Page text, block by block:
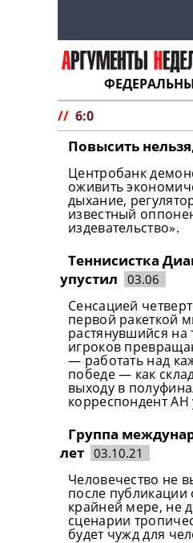
// 6:0
Повысить
Центробанк
оживить
дыхание,
известный
издевательство».
Теннисистка
упустил
03.06
Сенсацией
первой ракеткой
растянувшийся на
игроков
— работать над
победе — как
выходу в
корреспондент
Группа
лет 03.10.21
Человечество не
после
крайней мере, не
сценарии
будет чужд для